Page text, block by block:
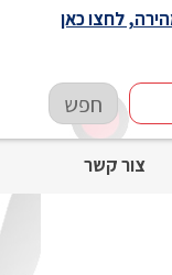
צור קשר
חפש
לחצו כאן